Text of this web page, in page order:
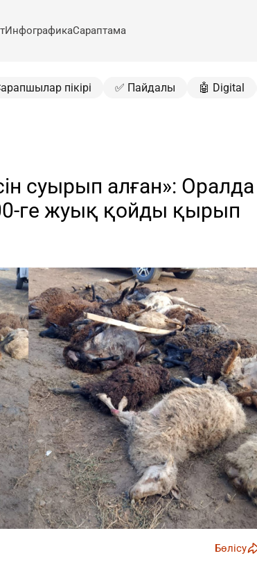
ИнфографикаСараптама
пікірі ✅ Пайдалы 🤖 Digital
суырып алған»: Оралда
ге жуық қойды қырып
Бөлісу